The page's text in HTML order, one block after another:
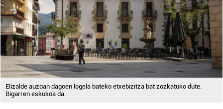
Elizalde auzoan dagoen logela bateko etxebizitza bat zozkatuko dute.
Bigarren eskukoa da.